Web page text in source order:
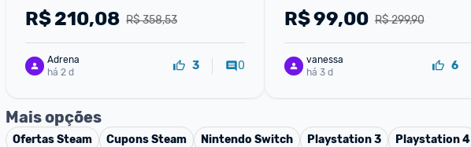
R$ 358,53
R$210,08
Adrena
há 2 d
3 0
R$ 299,90
R$99,00
vanessa
há 3 d
6
Mais opções
OfertasSteam CuponsSteam Nintendo Switch Playstation 3 Playstation 4